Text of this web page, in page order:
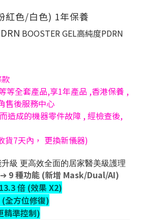
紅色/白色) 1年保養
BOOSTER GEL高純度PDRN
等全套產品,享1年產品 ,香港保養 ,
售後服務中心
造成的機器零件故障 , 經檢查後,
貨7天內， 更換新儀器)
級 更高效全面的居家醫美級護理
➔ 9 種功能 (新增 Mask/Dual/AI)
13.3 倍 (效果 X2)
(全方位修復)
精準控制)